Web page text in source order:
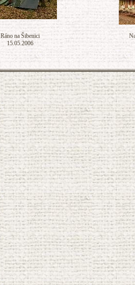
Ráno na Šibenici
15.05.2006